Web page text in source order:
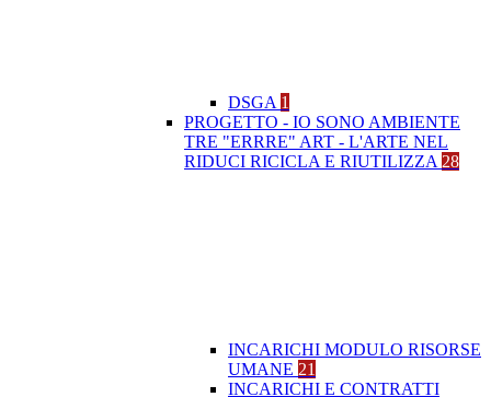
DSGA 1
PROGETTO - IO SONO AMBIENTE
TRE "ERRRE" ART - L'ARTE NEL
RIDUCI RICICLA E RIUTILIZZA 28
INCARICHI MODULO RISORSE
UMANE 21
INCARICHI E CONTRATTI